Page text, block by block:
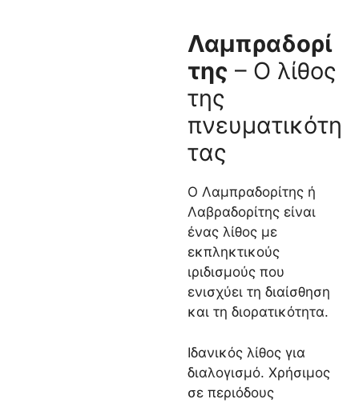
Λαμπραδορί
της – Ο λίθος
της
πνευματικότη
τας
Ο Λαμπραδορίτης ή
Λαβραδορίτης είναι
ένας λίθος με
εκπληκτικούς
ιριδισμούς που
ενισχύει τη διαίσθηση
και τη διορατικότητα.
Ιδανικός λίθος για
διαλογισμό. Χρήσιμος
σε περιόδους